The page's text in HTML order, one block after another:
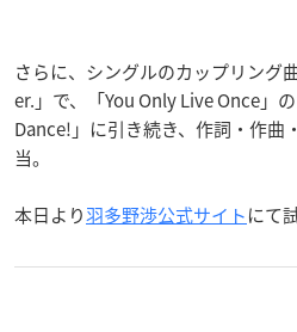
さらに、シングルのカップリング
er.」で、「You Only Live Once」
Dance!」に引き続き、作詞・作
当。
本日より羽多野渉公式サイトにて